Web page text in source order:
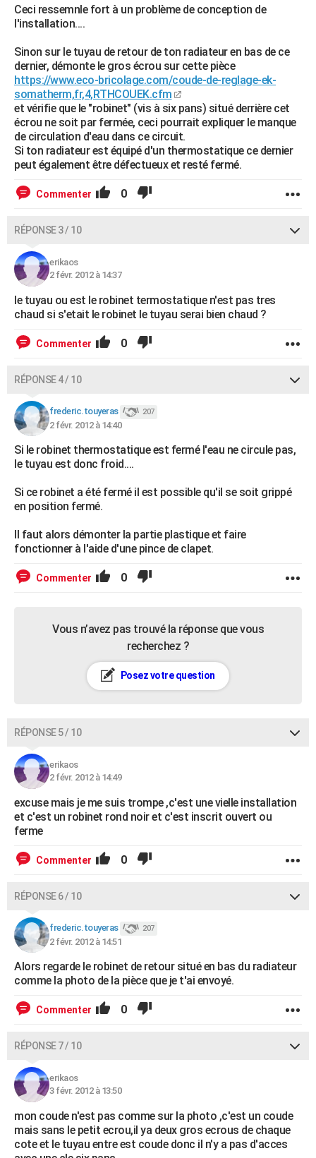
Ceci ressemnle fort à un problème de conception de
l'installation....
Sinon sur le tuyau de retour de ton radiateur en bas de ce
dernier, démonte le gros écrou sur cette pièce
https://www.eco-bricolage.com/coude-de-reglage-ek-
somatherm,fr,4,RTHCOUEK.cfm
et vérifie que le "robinet" (vis à six pans) situé derrière cet
écrou ne soit par fermée, ceci pourrait expliquer le manque
de circulation d'eau dans ce circuit.
Si ton radiateur est équipé d'un thermostatique ce dernier
peut également être défectueux et resté fermé.
Commenter 0
RÉPONSE 3 / 10
erikaos
2 févr. 2012 à 14:37
le tuyau ou est le robinet termostatique n'est pas tres
chaud si s'etait le robinet le tuyau serai bien chaud ?
Commenter 0
RÉPONSE 4 / 10
frederic.touyeras 207
2 févr. 2012 à 14:40
Si le robinet thermostatique est fermé l'eau ne circule pas,
le tuyau est donc froid....
Si ce robinet a été fermé il est possible qu'il se soit grippé
en position fermé.
Il faut alors démonter la partie plastique et faire
fonctionner à l'aide d'une pince de clapet.
Commenter 0
Vous n’avez pas trouvé la réponse que vous
recherchez ?
Posez votre question
RÉPONSE 5 / 10
erikaos
2 févr. 2012 à 14:49
excuse mais je me suis trompe ,c'est une vielle installation
et c'est un robinet rond noir et c'est inscrit ouvert ou
ferme
Commenter 0
RÉPONSE 6 / 10
frederic.touyeras 207
2 févr. 2012 à 14:51
Alors regarde le robinet de retour situé en bas du radiateur
comme la photo de la pièce que je t'ai envoyé.
Commenter 0
RÉPONSE 7 / 10
erikaos
3 févr. 2012 à 13:50
mon coude n'est pas comme sur la photo ,c'est un coude
mais sans le petit ecrou,il ya deux gros ecrous de chaque
cote et le tuyau entre est coude donc il n'y a pas d'acces